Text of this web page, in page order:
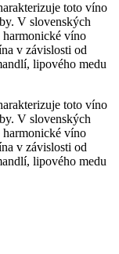
toto víno
V slovenských
víno
v závislosti od
lipového medu
toto víno
V slovenských
víno
v závislosti od
lipového medu